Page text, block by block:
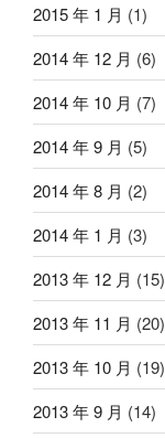
2015 年 1 月 (1)
2014 年 12 月 (6)
2014 年 10 月 (7)
2014 年 9 月 (5)
2014 年 8 月 (2)
2014 年 1 月 (3)
2013 年 12 月 (15)
2013 年 11 月 (20)
2013 年 10 月 (19)
2013 年 9 月 (14)